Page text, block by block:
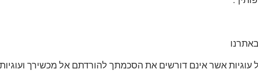
אשר אינם דורשים את הסכמתך להורדתם אל מכשירך ועוגיות